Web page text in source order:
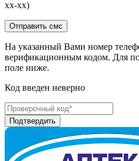
хх-хх)
На указанный Вами номер
верификационным кодом. Для
поле ниже.
Код введен неверно